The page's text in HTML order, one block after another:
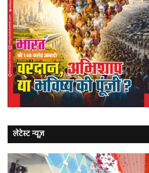
लेटेस्ट न्यूज़